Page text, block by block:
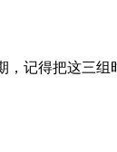
，记得把这三